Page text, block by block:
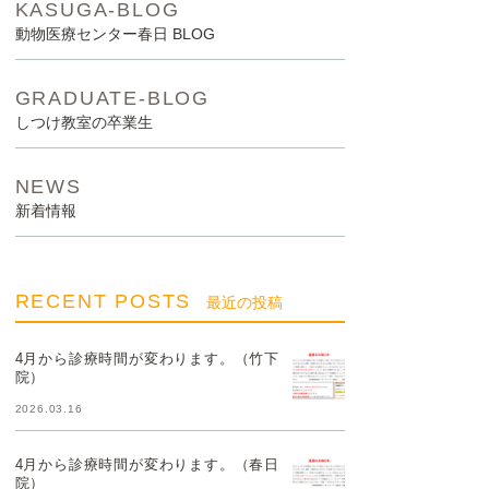
KASUGA-BLOG
動物医療センター春日 BLOG
GRADUATE-BLOG
しつけ教室の卒業生
NEWS
新着情報
RECENT POSTS 最近の投稿
4月から診療時間が変わります。（竹下
院）
2026.03.16
4月から診療時間が変わります。（春日
院）